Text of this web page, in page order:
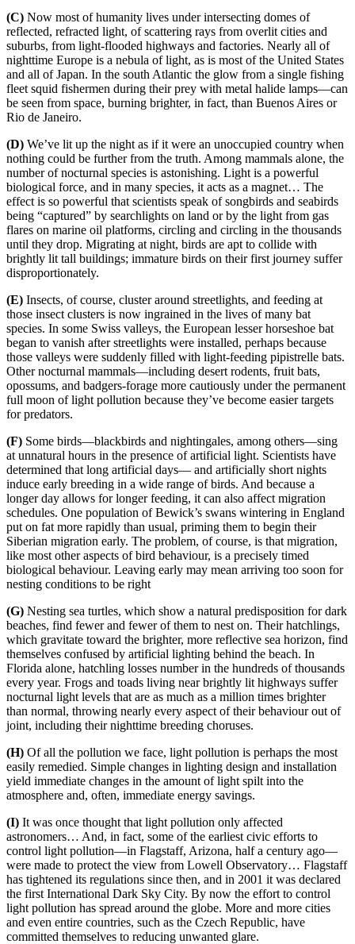
(C) Now most of humanity lives under intersecting domes of
reflected, refracted light, of scattering rays from overlit cities and
suburbs, from light-flooded highways and factories. Nearly all of
nighttime Europe is a nebula of light, as is most of the United States
and all of Japan. In the south Atlantic the glow from a single fishing
fleet squid fishermen during their prey with metal halide lamps—can
be seen from space, burning brighter, in fact, than Buenos Aires or
Rio de Janeiro.
(D) We’ve lit up the night as if it were an unoccupied country when
nothing could be further from the truth. Among mammals alone, the
number of nocturnal species is astonishing. Light is a powerful
biological force, and in many species, it acts as a magnet… The
effect is so powerful that scientists speak of songbirds and seabirds
being “captured” by searchlights on land or by the light from gas
flares on marine oil platforms, circling and circling in the thousands
until they drop. Migrating at night, birds are apt to collide with
brightly lit tall buildings; immature birds on their first journey suffer
disproportionately.
(E) Insects, of course, cluster around streetlights, and feeding at
those insect clusters is now ingrained in the lives of many bat
species. In some Swiss valleys, the European lesser horseshoe bat
began to vanish after streetlights were installed, perhaps because
those valleys were suddenly filled with light-feeding pipistrelle bats.
Other nocturnal mammals—including desert rodents, fruit bats,
opossums, and badgers-forage more cautiously under the permanent
full moon of light pollution because they’ve become easier targets
forpredators.
(F) Some birds—blackbirds and nightingales, among others—sing
at unnatural hours in the presence of artificial light. Scientists have
determined that long artificial days— and artificially short nights
induce early breeding in a wide range of birds. And because a
longer day allows for longer feeding, it can also affect migration
schedules. One population of Bewick’s swans wintering in England
put on fat more rapidly than usual, priming them to begin their
Siberian migration early. The problem, of course, is that migration,
like most other aspects of bird behaviour, is a precisely timed
biological behaviour. Leaving early may mean arriving too soon for
nesting conditions to be right
(G) Nesting sea turtles, which show a natural predisposition for dark
beaches, find fewer and fewer of them to nest on. Their hatchlings,
which gravitate toward the brighter, more reflective sea horizon, find
themselves confused by artificial lighting behind the beach. In
Florida alone, hatchling losses number in the hundreds of thousands
every year. Frogs and toads living near brightly lit highways suffer
nocturnal light levels that are as much as a million times brighter
than normal, throwing nearly every aspect of their behaviour out of
joint, including their nighttime breeding choruses.
(H) Of all the pollution we face, light pollution is perhaps the most
easily remedied. Simple changes in lighting design and installation
yield immediate changes in the amount of light spilt into the
atmosphere and, often, immediate energy savings.
(I) It was once thought that light pollution only affected
astronomers… And, in fact, some of the earliest civic efforts to
control light pollution—in Flagstaff, Arizona, half a century ago—
were made to protect the view from Lowell Observatory… Flagstaff
has tightened its regulations since then, and in 2001 it was declared
the first International Dark Sky City. By now the effort to control
light pollution has spread around the globe. More and more cities
and even entire countries, such as the Czech Republic, have
committed themselves to reducing unwanted glare.